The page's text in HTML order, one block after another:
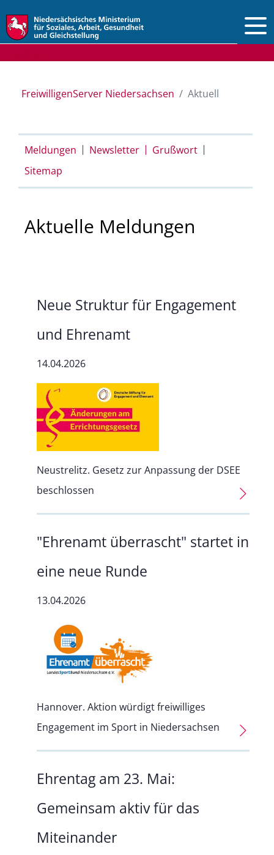
FreiwilligenServer Niedersachsen Aktuell
Meldungen Newsletter
Grußwort
Sitemap
Aktuelle Meldungen
Neue Struktur für Engagement
und Ehrenamt
14.04.2026
Neustrelitz. Gesetz zur Anpassung der DSEE
beschlossen
"Ehrenamt überrascht" startet in
eine neue Runde
13.04.2026
Hannover. Aktion würdigt freiwilliges
Engagement im Sport in Niedersachsen
Ehrentag am 23. Mai:
Gemeinsam aktiv für das
Miteinander